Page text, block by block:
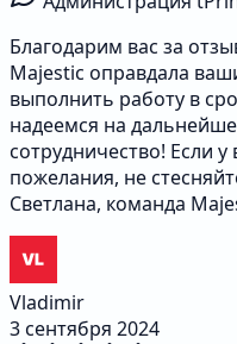
Благодарим вас за
Majestic оправдала
выполнить работу в
надеемся на
сотрудничество! Если
пожелания, не
Светлана, команда
Vladimir
3 сентября 2024